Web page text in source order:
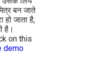
बन जाते
हो जाता है,
है।
on this
demo